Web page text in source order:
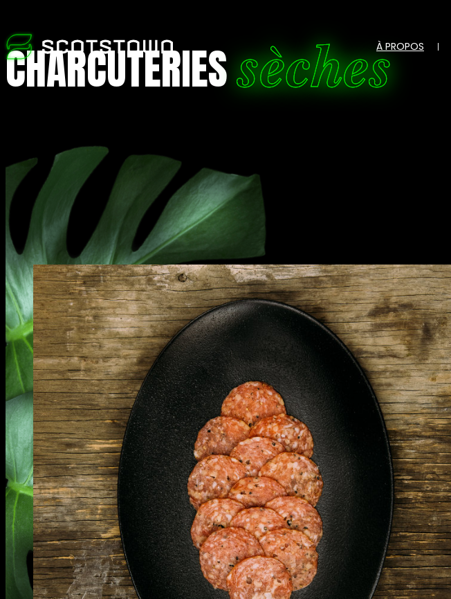
À PROPOS
CHARCUTERIESsèches